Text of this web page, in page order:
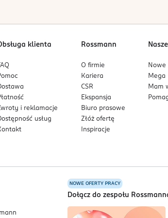
sklejenia. Zapewnia komfort stosowania,
wałek, dzięki niej fryzura będzie trwała.
klienta
i reklamacje
usług
Rossmann
O firmie
Kariera
CSR
Ekspansja
Biuro prasowe
Złóż ofertę
Inspiracje
Nowe
Mega
Mam
NOWE OFERTY PRACY
Dołącz do zespołu